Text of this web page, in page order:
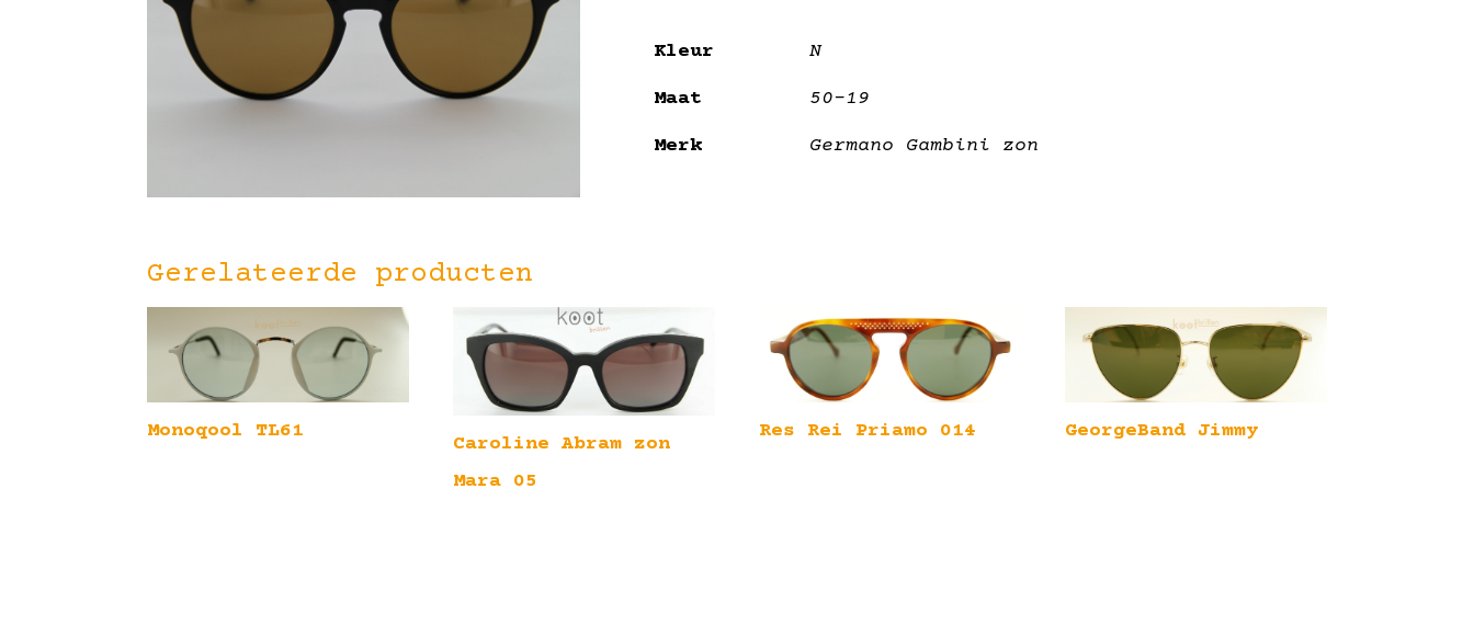
Kleur N
Maat 50-19
Merk Germano Gambini zon
Gerelateerde producten
Monoqool TL61
Caroline Abram zon
Mara 05
Res Rei Priamo 014 GeorgeBand Jimmy